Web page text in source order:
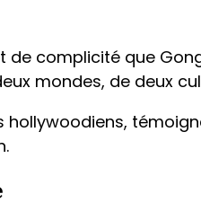
complicité que
mondes, de deux
hollywoodiens,